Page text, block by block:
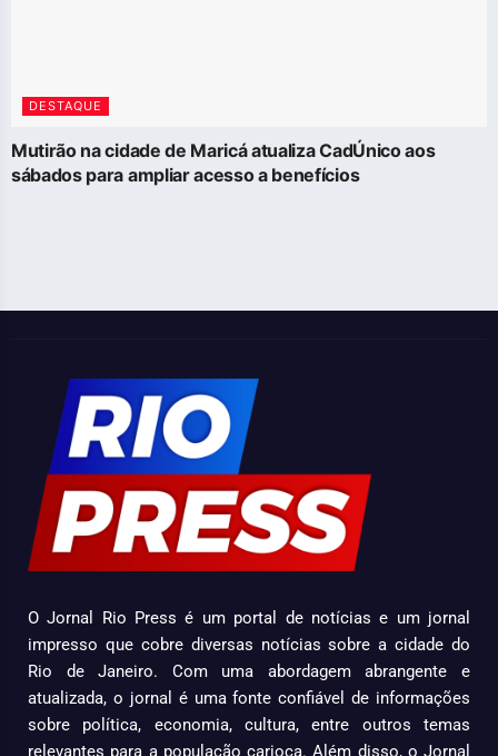
DESTAQUE
Mutirão na cidade de Maricá atualiza CadÚnico aos
sábados para ampliar acesso a benefícios
O Jornal Rio Press é um portal de notícias e um jornal
impresso que cobre diversas notícias sobre a cidade do
Rio de Janeiro. Com uma abordagem abrangente e
atualizada, o jornal é uma fonte confiável de informações
sobre política, economia, cultura, entre outros temas
relevantes para a população carioca. Além disso, o Jornal